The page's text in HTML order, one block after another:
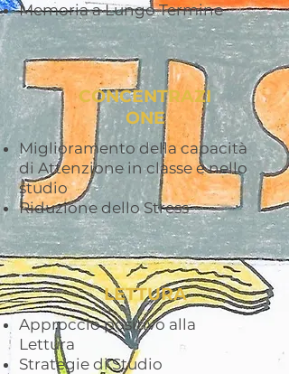
Memoria a Lungo Termine
CONCENTRAZI
ONE
Miglioramento della capacità
di Attenzione in classe e nello
studio
Riduzione dello Stress
LETTURA
Approccio positivo alla
Lettura
Strategie di Studio